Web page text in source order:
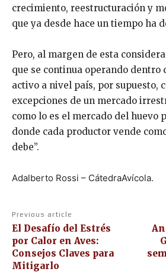
crecimiento, reestructuración y
que ya desde hace un tiempo ha
Pero, al margen de esta
que se continua operando dentro
activo a nivel país, por supuesto,
excepciones de un mercado
como lo es el mercado del huevo
donde cada productor vende
debe”.
Adalberto Rossi – CátedraAvícola.
Previous article
El Desafío del Estrés
por Calor en Aves:
Consejos Claves para
Mitigarlo